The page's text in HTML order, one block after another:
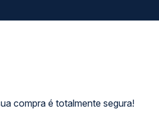
compra é totalmente segura!